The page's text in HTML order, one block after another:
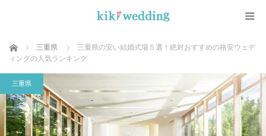
ホーム 三重県
三重県の安い結婚式場５選！絶対おすすめの格安ウェデ
ィングの人気ランキング
三重県